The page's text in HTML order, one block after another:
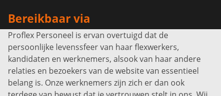
Bereikbaar via
Info@proflexpersoneel.nl
Bel ons:+31 (0)85 0450040
Prins Willem-Alexanderlaan 301
7311 SW Apeldoorn
Disclaimer
Proflex Personeel is ervan overtuigd dat de
persoonlijke levenssfeer van haar flexwerkers,
kandidaten en werknemers, alsook van haar andere
relaties en bezoekers van de website van essentieel
belang is. Onze werknemers zijn zich er dan ook